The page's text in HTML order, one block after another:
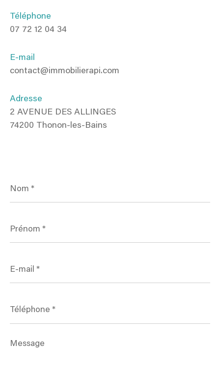
Téléphone
07 72 12 04 34
E-mail
contact@immobilierapi.com
Adresse
2 AVENUE DES ALLINGES
74200 Thonon-les-Bains
*
*
mail
*
Message